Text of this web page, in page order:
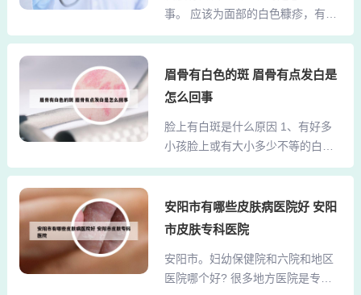
的毛发会变得很粗燥，很容易就凋
落，甚至是块状的掉毛。癣斑的颜
停抓痒，出现圆圈环状的选啊不
能，越抓越痒。猫癣还会因为不停
01 股癣主要分布在男性胯下，症状
与和其他癣病大致相同，...
事。 应该为面部的白色糠疹，有一
定的季节性，和维生素缺乏、皮肤
还有可能就是有肠道寄生虫。意见
建议：目前白色糠疹的治疗主要是
的药膏如喜疗妥或者维生素E乳膏；
也可以使用达克宁，一般一周左右
即可有效。那是白癜风哈！白癜风
性皮肤色素脱失病。由于皮肤的黑
素细胞功能消失引起，但机制还不
指背、腕、前臂、颜面、颈项及生
殖器周围等。本病发病原因尚不...
眉骨有白色的斑 眉骨有点发白是
怎么回事
脸上有白斑是什么原因 1、有好多
小孩脸上或有大小多少不等的白
斑，也叫色素脱失，医学上叫白色
了，但实际上与寄生虫没有直接的
关系，可见于有过敏性疾病的孩子
况。一般是不需要特殊处理，可以
吃点维生素或擦点润肤霜等就可
安阳市有哪些皮肤病医院好 安阳
市皮肤专科医院
安阳市。妇幼保健院和六院和地区
医院哪个好? 很多地方医院是专科